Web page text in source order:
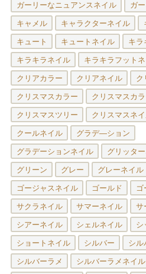
ガーリーなニュアンスネイル ガ
キャメル キャラクターネイル
キュート キュートネイル キラ
キラキラネイル キラキラフット
クリアカラー クリアネイル ク
クリスマスカラー クリスマスカ
クリスマスツリー クリスマスネ
クールネイル グラデ―ション
グラデーションネイル グリッタ
グリーン グレー グレーネイル
ゴージャスネイル ゴールド ゴ
サクラネイル サマーネイル サ
シアーネイル シェルネイル シ
ショートネイル シルバー シル
シルバーラメ シルバーラメネイル